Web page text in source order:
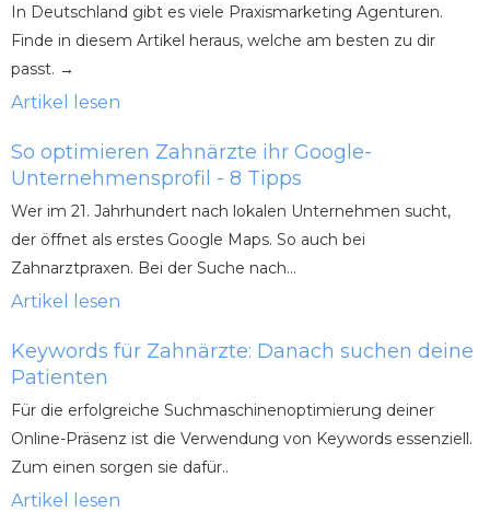
In Deutschland gibt es viele Praxismarketing Agenturen.
Finde in diesem Artikel heraus, welche am besten zu dir
passt. →
Artikel lesen
So optimieren Zahnärzte ihr Google-
Unternehmensprofil - 8 Tipps
Wer im 21. Jahrhundert nach lokalen Unternehmen sucht,
der öffnet als erstes Google Maps. So auch bei
Zahnarztpraxen. Bei der Suche nach...
Artikel lesen
Keywords für Zahnärzte: Danach suchen deine
Patienten
Für die erfolgreiche Suchmaschinenoptimierung deiner
Online-Präsenz ist die Verwendung von Keywords essenziell.
Zum einen sorgen sie dafür..
Artikel lesen